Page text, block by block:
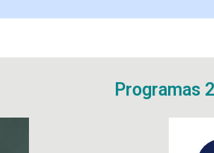
Programas